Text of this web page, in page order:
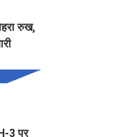
रुख,
3 पर